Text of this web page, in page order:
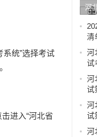
统”选择考试
进入“河北省
河
考
清
河
试
河
试
河
试
河